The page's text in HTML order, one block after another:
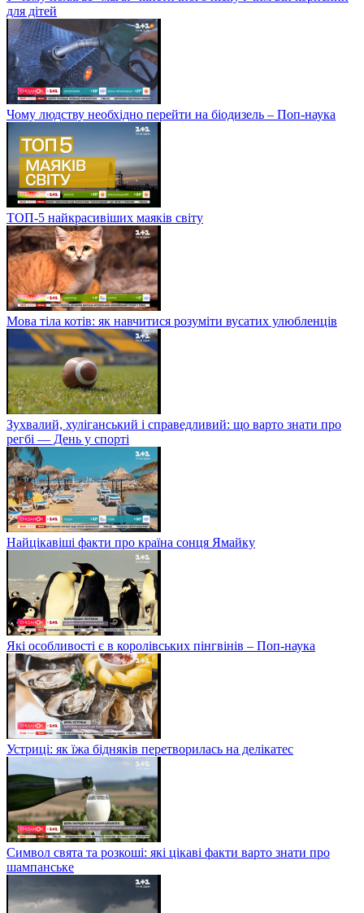
для дітей
Чому людству необхідно перейти на біодизель – Поп-наука
ТОП-5 найкрасивіших маяків світу
Мова тіла котів: як навчитися розуміти вусатих улюбленців
Зухвалий, хуліганський і справедливий: що варто знати про
регбі — День у спорті
Найцікавіші факти про країна сонця Ямайку
Які особливості є в королівських пінгвінів – Поп-наука
Устриці: як їжа бідняків перетворилась на делікатес
Символ свята та розкоші: які цікаві факти варто знати про
шампанське